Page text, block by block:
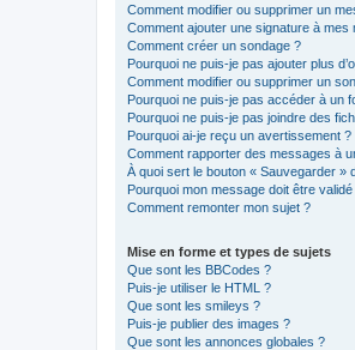
Comment modifier ou supprimer un
Comment ajouter une signature à mes
Comment créer un sondage ?
Pourquoi ne puis-je pas ajouter plus
Comment modifier ou supprimer un
Pourquoi ne puis-je pas accéder à un
Pourquoi ne puis-je pas joindre des
Pourquoi ai-je reçu un avertissement ?
Comment rapporter des messages à
À quoi sert le bouton « Sauvegarder »
Pourquoi mon message doit être validé
Comment remonter mon sujet ?
Mise en forme et types de sujets
Que sont les BBCodes ?
Puis-je utiliser le HTML ?
Que sont les smileys ?
Puis-je publier des images ?
Que sont les annonces globales ?